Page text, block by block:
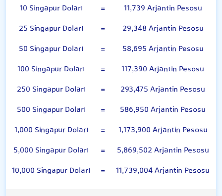
10 Singapur Doları =
11,739 Arjantin Pesosu
25 Singapur Doları
=
29,348 Arjantin Pesosu
50 Singapur Doları
=
58,695 Arjantin Pesosu
100 Singapur Doları
=
117,390 Arjantin Pesosu
250 Singapur Doları
=
293,475 Arjantin Pesosu
500 Singapur Doları
=
586,950 Arjantin Pesosu
1,000 Singapur Doları
=
1,173,900 Arjantin Pesosu
5,000 Singapur Doları
=
5,869,502 Arjantin Pesosu
10,000 Singapur Doları
= 11,739,004 Arjantin Pesosu